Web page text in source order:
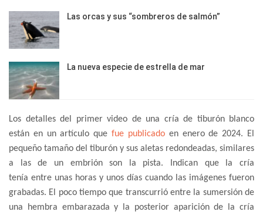
Las orcas y sus “sombreros de salmón”
La nueva especie de estrella de mar
Los detalles del primer video de una cría de tiburón blanco
están en un artículo quefue publicadoen enero de 2024. El
pequeño tamaño del tiburón y sus aletas redondeadas, similares
a las de un embrión son la pista. Indican que la cría
tenía entre unas horas y unos días cuando las imágenes fueron
grabadas. El poco tiempo que transcurrió entre la sumersión de
una hembra embarazada y la posterior aparición de la cría